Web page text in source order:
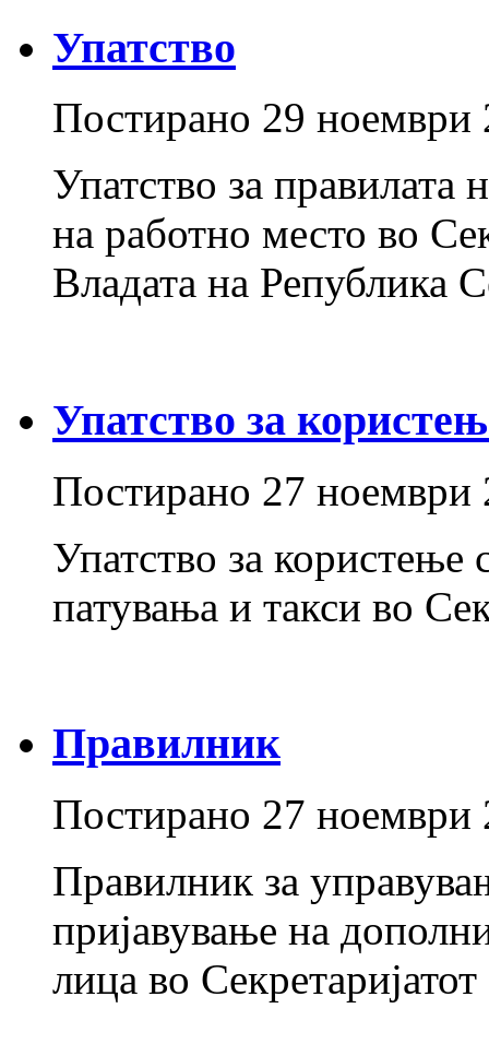
Упатство
Постирано 29 ноември
Упатство за правилата
на работно место во
Владата на Република
Упатство за
Постирано 27 ноември
Упатство за користење
патувања и такси во
Правилник
Постирано 27 ноември
Правилник за
пријавување на
лица во Секретаријатот